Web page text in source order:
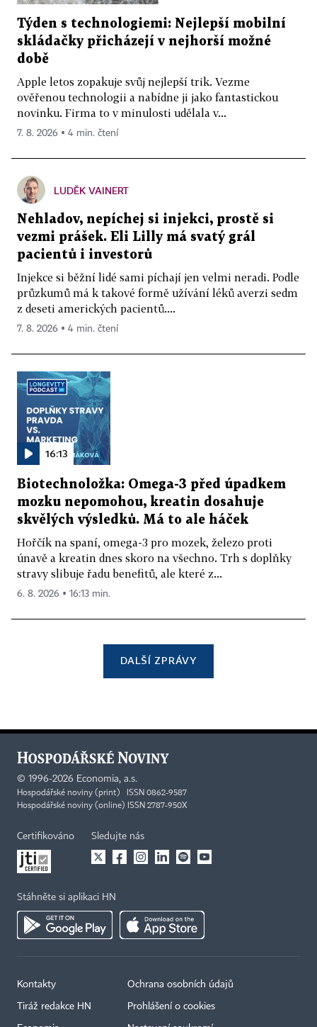
Týden s technologiemi: Nejlepší mobilní
skládačky přicházejí v nejhorší možné
době
Apple letos zopakuje svůj nejlepší trik. Vezme
ověřenou technologii a nabídne ji jako fantastickou
novinku. Firma to v minulosti udělala v...
7. 8. 2026 ▪ 4 min. čtení
LUDĚK VAINERT
Nehladov, nepíchej si injekci, prostě si
vezmi prášek. Eli Lilly má svatý grál
pacientů i investorů
Injekce si běžní lidé sami píchají jen velmi neradi. Podle
průzkumů má k takové formě užívání léků averzi sedm
z deseti amerických pacientů....
7. 8. 2026 ▪ 4 min. čtení
16:13
Biotechnoložka: Omega-3 před úpadkem
mozku nepomohou, kreatin dosahuje
skvělých výsledků. Má to ale háček
Hořčík na spaní, omega-3 pro mozek, železo proti
únavě a kreatin dnes skoro na všechno. Trh s doplňky
stravy slibuje řadu benefitů, ale které z...
6. 8. 2026 ▪ 16:13 min.
DALŠÍ ZPRÁVY
© 1996-2026 Economia, a.s.
Hospodářské noviny (print) ISSN 0862-9587
Hospodářské noviny (online) ISSN 2787-950X
Certifikováno Sledujte nás
Stáhněte si aplikaci HN
Kontakty
Tiráž redakce HN
Ochrana osobních údajů
Prohlášení o cookies